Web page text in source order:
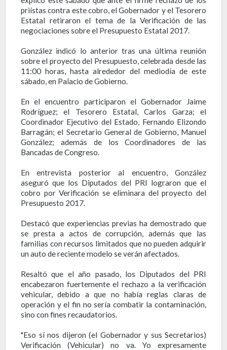
priístas contra este cobro, el Gobernador y el Tesorero
Estatal retiraron el tema de la Verificación de las
negociaciones sobre el Presupuesto Estatal 2017.
González indicó lo anterior tras una última reunión
sobre el proyecto del Presupuesto, celebrada desde las
11:00 horas, hasta alrededor del mediodía de este
sábado, en Palacio de Gobierno.
En el encuentro participaron el Gobernador Jaime
Rodríguez; el Tesorero Estatal, Carlos Garza; el
Coordinador Ejecutivo del Estado, Fernando Elizondo
Barragán; el Secretario General de Gobierno, Manuel
González; además de los Coordinadores de las
Bancadas de Congreso.
En entrevista posterior al encuentro, González
aseguró que los Diputados del PRI lograron que el
cobro por Verificación se eliminara del proyecto del
Presupuesto 2017.
Destacó que experiencias previas ha demostrado que
se presta a actos de corrupción, además que las
familias con recursos limitados que no pueden adquirir
un auto de reciente modelo se verán afectados.
Resaltó que el año pasado, los Diputados del PRI
encabezaron fuertemente el rechazo a la verificación
vehicular, debido a que no había reglas claras de
operación y el fin no sería combatir la contaminación,
sino con fines recaudatorios.
"Eso sí nos dijeron (el Gobernador y sus Secretarios)
Verificación (Vehicular) no va. Yo expresamente